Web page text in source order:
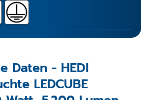
Daten - HEDI
LEDCUBE